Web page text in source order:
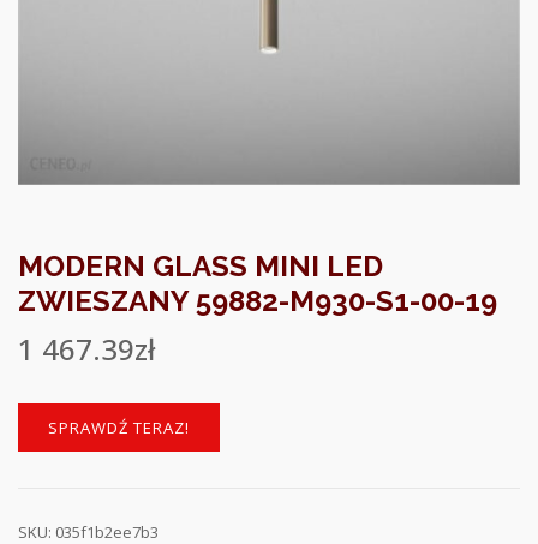
MODERN GLASS MINI LED
ZWIESZANY 59882-M930-S1-00-19
1 467.39zł
SPRAWDŹ TERAZ!
SKU: 035f1b2ee7b3